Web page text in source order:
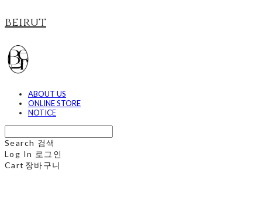
beirut
ABOUT US
ONLINE STORE
NOTICE
Search 검색
Log In 로그인
Cart 장바구니